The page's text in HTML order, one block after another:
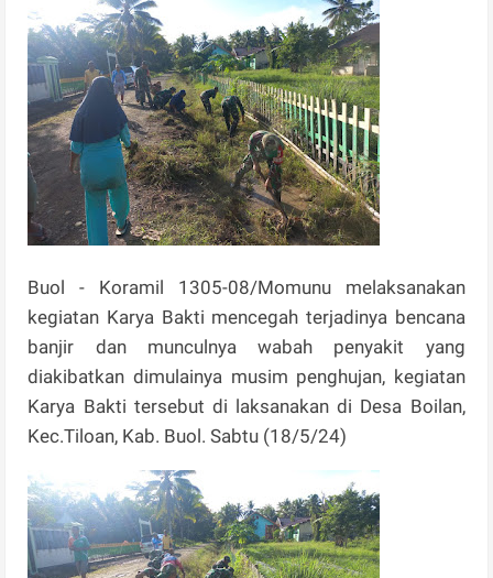
Buol - Koramil 1305-08/Momunu melaksanakan
kegiatan Karya Bakti mencegah terjadinya bencana
banjir dan munculnya wabah penyakit yang
diakibatkan dimulainya musim penghujan, kegiatan
Karya Bakti tersebut di laksanakan di Desa Boilan,
Kec.Tiloan, Kab. Buol. Sabtu (18/5/24)